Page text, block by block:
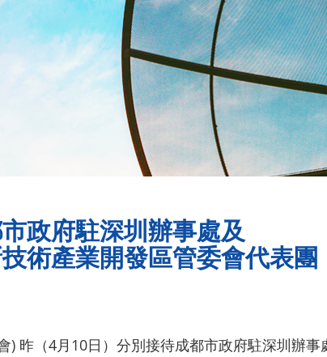
政府駐深圳辦事處及
術產業開發區管委會代表團
) 昨（4月10日）分別接待成都市政府駐深圳辦